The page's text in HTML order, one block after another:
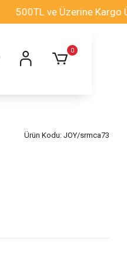
500TL ve Üzerine Kargo
0
Ürün Kodu: JOY/srmca73